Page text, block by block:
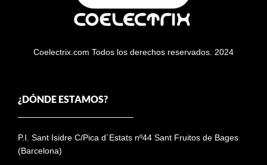
Coelectrix.com Todos los derechos reservados. 2024
¿DÓNDE ESTAMOS?
P.I. Sant Isidre C/Pica d´Estats nº44 Sant Fruitos de Bages
(Barcelona)